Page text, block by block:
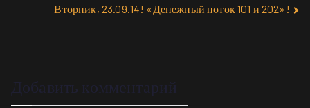
Вторник, 23.09.14! «Денежный поток 101 и 202»!
Добавить комментарий